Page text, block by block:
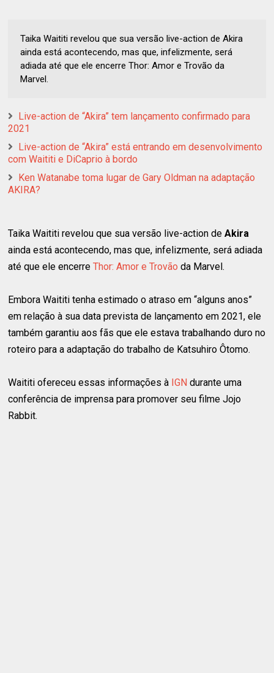
Taika Waititi revelou que sua versão live-action de Akira
ainda está acontecendo, mas que, infelizmente, será
adiada até que ele encerre Thor: Amor e Trovão da
Marvel.
Live-action de “Akira” tem lançamento confirmado para
2021
Live-action de “Akira” está entrando em desenvolvimento
com Waititi e DiCaprio à bordo
Ken Watanabe toma lugar de Gary Oldman na adaptação
AKIRA?
Taika Waititi revelou que sua versão live-action deAkira
ainda está acontecendo, mas que, infelizmente, será adiada
até que ele encerreThor: Amor e Trovão da Marvel.
Embora Waititi tenha estimado o atraso em “alguns anos”
em relação à sua data prevista de lançamento em 2021, ele
também garantiu aos fãs que ele estava trabalhando duro no
roteiro para a adaptação do trabalho de Katsuhiro Ôtomo.
Waititi ofereceu essas informações à IGN durante uma
conferência de imprensa para promover seu filme Jojo
Rabbit.